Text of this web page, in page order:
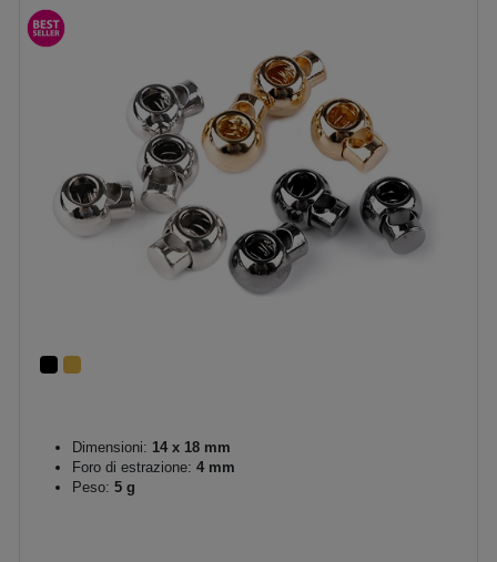
Dimensioni: 14 x 18 mm
Foro di estrazione: 4 mm
Peso: 5 g